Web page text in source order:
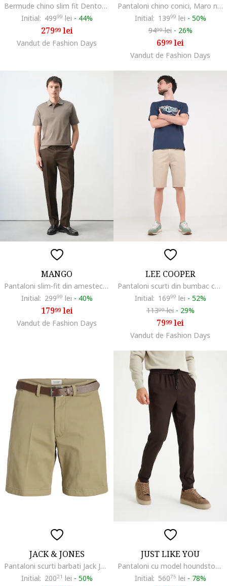
Bermude chino slim fit Denton, Maro nisip
Initial: 49999 lei - 44%
27999lei
Vandut de Fashion Days
Pantaloni chino conici, Maro nisip
Initial: 13999 lei - 50%
9499lei - 26%
6999lei
Vandut de Fashion Days
MANGO
Pantaloni slim-fit din amestec de lyocell si in, Maro inchis
Initial: 29999 lei - 40%
17999lei
Vandut de Fashion Days
LEE COOPER
Pantaloni scurti din bumbac cu buzunare, Maro nisip
Initial: 16999 lei - 52%
11399lei - 29%
7999lei
Vandut de Fashion Days
JACK & JONES
Pantaloni scurti barbati Jack Jones, 12269368, Bumbac/Bumbac, Maro, Maro
Initial: 20021 lei - 50%
JUST LIKE YOU
Pantaloni cu model houndstooth si snur in talie, Maro inchis/Negru
Initial: 56075 lei - 78%